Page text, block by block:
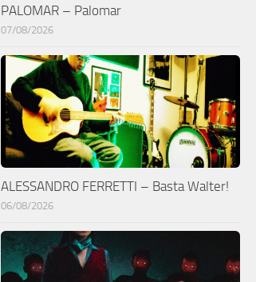
PALOMAR – Palomar
07/08/2026
ALESSANDRO FERRETTI – Basta Walter!
06/08/2026